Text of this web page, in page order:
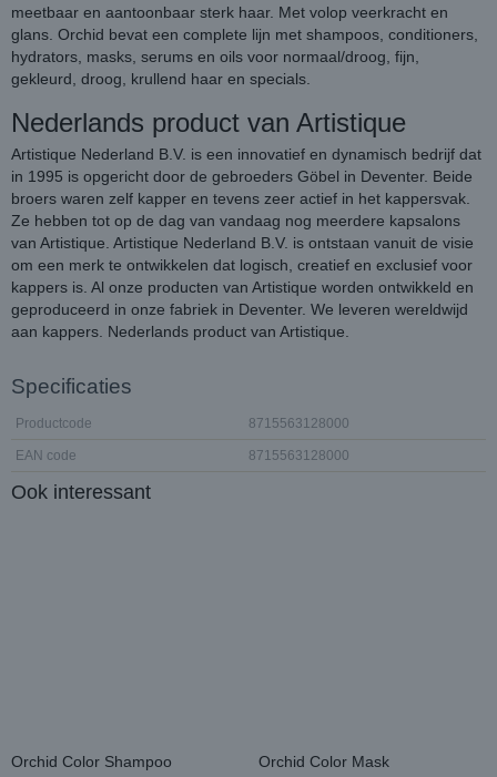
meetbaar en aantoonbaar sterk haar. Met volop veerkracht en
glans. Orchid bevat een complete lijn met shampoos, conditioners,
hydrators, masks, serums en oils voor normaal/droog, fijn,
gekleurd, droog, krullend haar en specials.
Nederlands product van Artistique
Artistique Nederland B.V. is een innovatief en dynamisch bedrijf dat
in 1995 is opgericht door de gebroeders Göbel in Deventer. Beide
broers waren zelf kapper en tevens zeer actief in het kappersvak.
Ze hebben tot op de dag van vandaag nog meerdere kapsalons
van Artistique. Artistique Nederland B.V. is ontstaan vanuit de visie
om een merk te ontwikkelen dat logisch, creatief en exclusief voor
kappers is. Al onze producten van Artistique worden ontwikkeld en
geproduceerd in onze fabriek in Deventer. We leveren wereldwijd
aan kappers. Nederlands product van Artistique.
Specificaties
Productcode 8715563128000
EAN code 8715563128000
Ook interessant
Orchid Color Shampoo Orchid Color Mask